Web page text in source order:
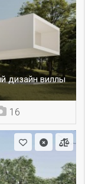
дизайн виллы
16